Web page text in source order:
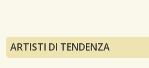
ARTISTI DI TENDENZA